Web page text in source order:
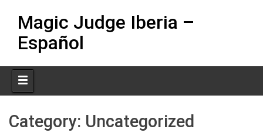
content
Magic Judge Iberia –
Español
Category: Uncategorized